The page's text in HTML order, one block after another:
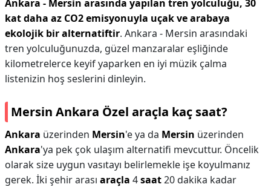
Ankara - Mersin arasında yapılan tren yolculuğu, 30
kat daha az CO2 emisyonuyla uçak ve arabaya
ekolojik bir alternatiftir. Ankara - Mersin arasındaki
tren yolculuğunuzda, güzel manzaralar eşliğinde
kilometrelerce keyif yaparken en iyi müzik çalma
listenizin hoş seslerini dinleyin.
Mersin Ankara Özel araçla kaç saat?
Ankara üzerinden Mersin'e ya da Mersin üzerinden
Ankara'ya pek çok ulaşım alternatifi mevcuttur. Öncelik
olarak size uygun vasıtayı belirlemekle işe koyulmanız
gerek. İki şehir arası araçla 4saat20 dakika kadar